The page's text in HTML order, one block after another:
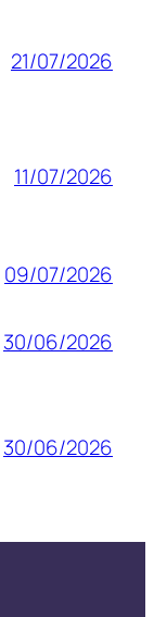
21/07/2026
11/07/2026
09/07/2026
30/06/2026
30/06/2026